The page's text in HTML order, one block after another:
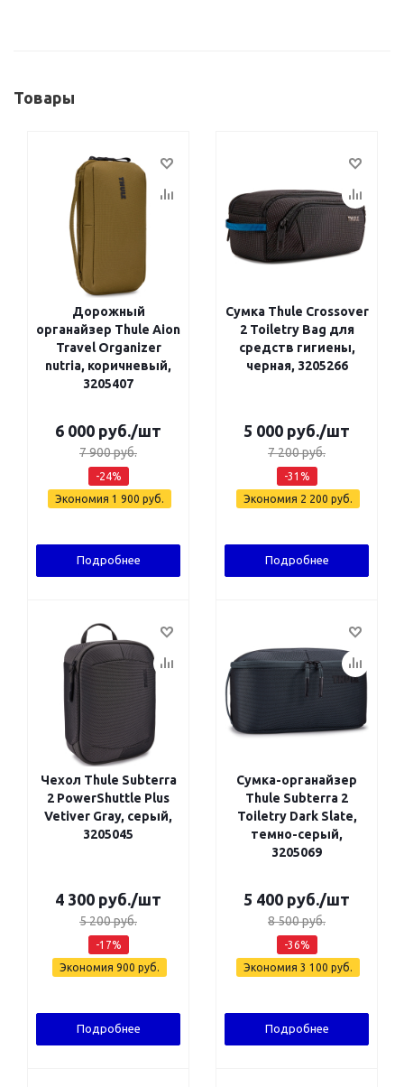
Товары
Дорожный
органайзер Thule Aion
Travel Organizer
nutria, коричневый,
3205407
6 000 руб./шт
7 900руб.
-24%
Экономия 1 900 руб.
Подробнее
Сумка Thule Crossover
2 Toiletry Bag для
средств гигиены,
черная, 3205266
5 000 руб./шт
7 200руб.
-31 %
Экономия 2 200 руб.
Подробнее
Чехол Thule Subterra
2 PowerShuttle Plus
Vetiver Gray, серый,
3205045
4 300 руб./шт
5 200руб.
-17%
Экономия 900 руб.
Подробнее
Сумка-органайзер
Thule Subterra 2
Toiletry Dark Slate,
темно-серый,
3205069
5 400 руб./шт
8 500руб.
-36%
Экономия 3 100 руб.
Подробнее